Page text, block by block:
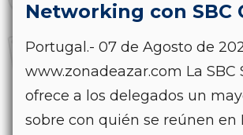
Networking con SBC
Portugal.- 07 de Agosto de
www.zonadeazar.com La
ofrece a los delegados un
sobre con quién se reúnen en